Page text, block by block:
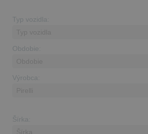
Typ vozidla:
Obdobie:
Výrobca:
Šírka: